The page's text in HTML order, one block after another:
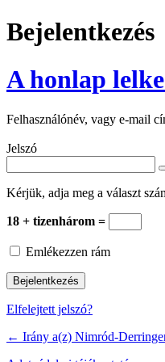
Bejelentkezés
A honlap
Felhasználónév, vagy e-mail
Jelszó
Kérjük, adja meg a választ
18 + tizenhárom =
Emlékezzen rám
Elfelejtett jelszó?
← Irány a(z) Nimród-